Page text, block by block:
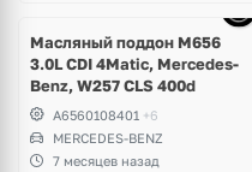
Масляный поддон M656
3.0L CDI 4Matic, Mercedes-
Benz, W257 CLS 400d
A6560108401 +6
MERCEDES-BENZ
7 месяцев назад